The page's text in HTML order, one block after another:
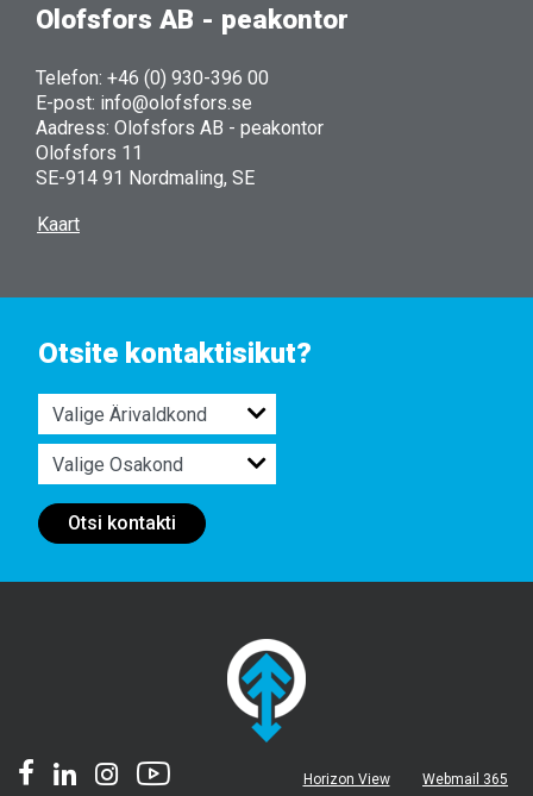
Olofsfors AB - peakontor
Telefon: +46 (0) 930-396 00
E-post: info@olofsfors.se
Aadress: Olofsfors AB - peakontor
Olofsfors 11
SE-914 91 Nordmaling, SE
Kaart
Otsite kontaktisikut?
Otsi kontakti
Horizon View Webmail 365